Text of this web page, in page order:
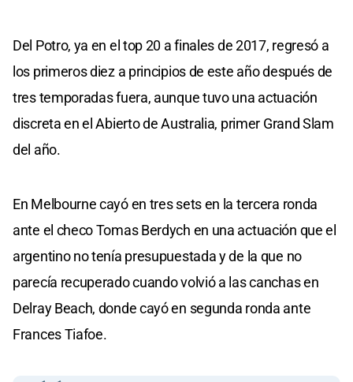
Del Potro, ya en el top 20 a finales de 2017, regresó a
los primeros diez a principios de este año después de
tres temporadas fuera, aunque tuvo una actuación
discreta en el Abierto de Australia, primer Grand Slam
del año.
En Melbourne cayó en tres sets en la tercera ronda
ante el checo Tomas Berdych en una actuación que el
argentino no tenía presupuestada y de la que no
parecía recuperado cuando volvió a las canchas en
Delray Beach, donde cayó en segunda ronda ante
Frances Tiafoe.